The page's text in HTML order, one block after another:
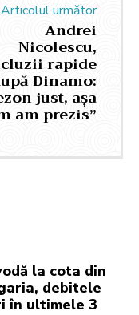
Articolul următor
Andrei
Nicolescu,
rapide
Dinamo:
just, așa
am prezis”
la cota din
debitele
în ultimele 3